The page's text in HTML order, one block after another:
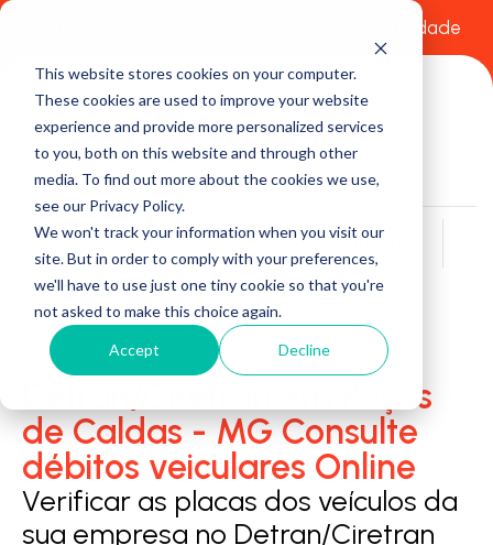
This website stores cookies on your computer.
These cookies are used to improve your website
experience and provide more personalized services
to you, both on this website and through other
media. To find out more about the cookies we use,
see our Privacy Policy.
We won't track your information when you visit our
site. But in order to comply with your preferences,
we'll have to use just one tiny cookie so that you're
not asked to make this choice again.
Accept Decline
Política de Privacidade
Buscar
Detran/Ciretran em Poços
de Caldas - MG Consulte
débitos veiculares Online
Verificar as placas dos veículos da
sua empresa no Detran/Ciretran